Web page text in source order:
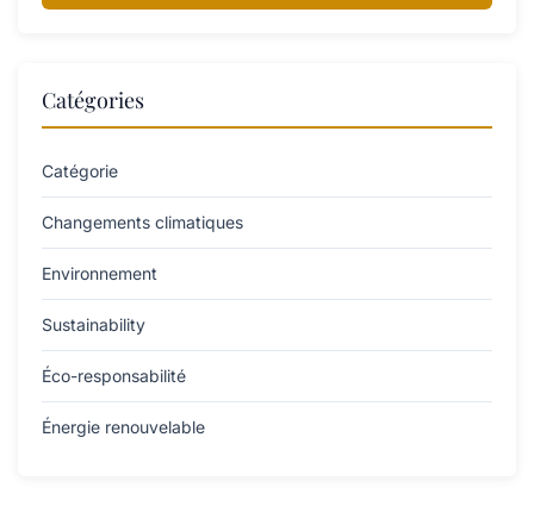
Catégories
Catégorie
Changements climatiques
Environnement
Sustainability
Éco-responsabilité
Énergie renouvelable